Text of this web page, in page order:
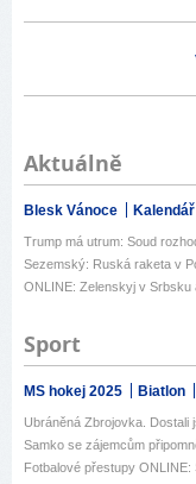
Aktuálně
Blesk Vánoce
Trump má utrum: Soud
Sezemský: Ruská raketa v
ONLINE: Zelenskyj v Srbsku
Sport
MS hokej 2025 Biatlon
Ubráněná Zbrojovka. Dostali
Samko se zájemcům
Fotbalové přestupy ONLINE: